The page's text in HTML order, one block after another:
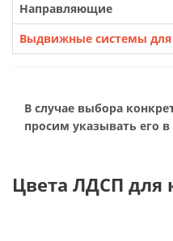
Направляющие
Выдвижные системы для
В случае выбора
просим указывать его в
Цвета ЛДСП для